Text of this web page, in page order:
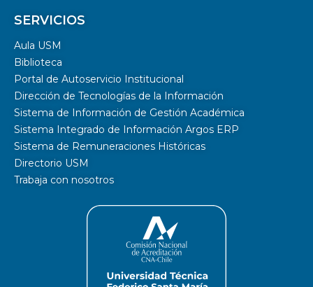
SERVICIOS
Aula USM
Biblioteca
Portal de Autoservicio Institucional
Dirección de Tecnologías de la Información
Sistema de Información de Gestión Académica
Sistema Integrado de Información Argos ERP
Sistema de Remuneraciones Históricas
Directorio USM
Trabaja con nosotros